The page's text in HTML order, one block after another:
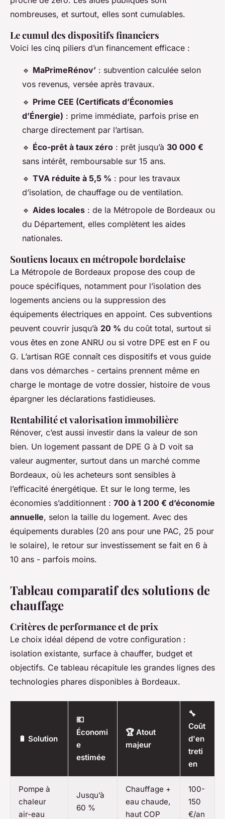
nombreuses, et surtout, elles sont cumulables.
Le cumul des dispositifs financiers
Voici les cinq piliers d’un financement efficace :
🔹 MaPrimeRénov’ : subvention calculée selon
vos revenus, versée après travaux.
🔹 Prime CEE (Certificats d’Économies
d’Énergie) : prime immédiate, parfois prise en
charge directement par l’artisan.
🔹 Éco-prêt à taux zéro : prêt jusqu’à 30 000 €
sans intérêt, remboursable sur 15 ans.
🔹 TVA réduite à 5,5 % : pour les travaux
d’isolation, de chauffage ou de ventilation.
🔹 Aides locales : de la Métropole de Bordeaux ou
du Département, elles complètent les aides
nationales.
Soutiens locaux en métropole bordelaise
La Métropole de Bordeaux propose des coup de
pouce spécifiques, notamment pour l’isolation des
logements anciens ou la suppression des
équipements électriques en appoint. Ces subventions
peuvent couvrir jusqu’à 20 % du coût total, surtout si
vous êtes en zone ANRU ou si votre DPE est en F ou
G. L’artisan RGE connaît ces dispositifs et vous guide
dans vos démarches - certains prennent même en
charge le montage de votre dossier, histoire de vous
épargner les déclarations fastidieuses.
Rentabilité et valorisation immobilière
Rénover, c’est aussi investir dans la valeur de son
bien. Un logement passant de DPE G à D voit sa
valeur augmenter, surtout dans un marché comme
Bordeaux, où les acheteurs sont sensibles à
l’efficacité énergétique. Et sur le long terme, les
économies s’additionnent : 700 à 1 200 € d’économie
annuelle, selon la taille du logement. Avec des
équipements durables (20 ans pour une PAC, 25 pour
le solaire), le retour sur investissement se fait en 6 à
10 ans - parfois moins.
Tableau comparatif des solutions de
chauffage
Critères de performance et de prix
Le choix idéal dépend de votre configuration :
isolation existante, surface à chauffer, budget et
objectifs. Ce tableau récapitule les grandes lignes des
technologies phares disponibles à Bordeaux.
🔋 Solution
💶
Économi
e
estimée
🏆 Atout
majeur
🔧
Coût
d'en
treti
en
Pompe à
chaleur
air-eau
Jusqu’à
60 %
Chauffage +
eau chaude,
haut COP
100-
150
€/an